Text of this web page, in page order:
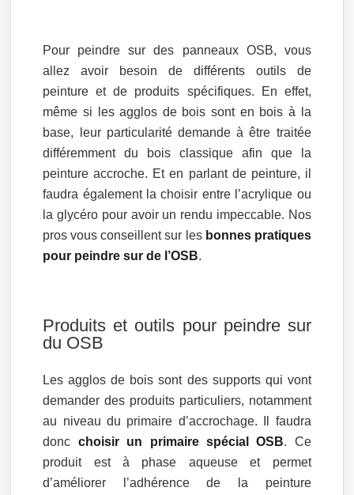
Pour peindre sur des panneaux OSB, vous
allez avoir besoin de différents outils de
peinture et de produits spécifiques. En effet,
même si les agglos de bois sont en bois à la
base, leur particularité demande à être traitée
différemment du bois classique afin que la
peinture accroche. Et en parlant de peinture, il
faudra également la choisir entre l’acrylique ou
la glycéro pour avoir un rendu impeccable. Nos
pros vous conseillent sur les bonnes pratiques
pour peindre sur de l’OSB.
Produits et outils pour peindre sur
du OSB
Les agglos de bois sont des supports qui vont
demander des produits particuliers, notamment
au niveau du primaire d’accrochage. Il faudra
donc choisir un primaire spécial OSB. Ce
produit est à phase aqueuse et permet
d’améliorer l’adhérence de la peinture